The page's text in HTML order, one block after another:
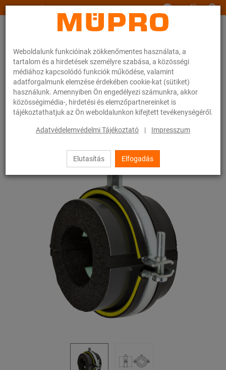
Weboldalunk funkcióinak zökkenőmentes használata, a
tartalom és a hirdetések személyre szabása, a közösségi
médiához kapcsolódó funkciók működése, valamint
adatforgalmunk elemzése érdekében cookie-kat (sütiket)
használunk. Amennyiben Ön engedélyezi számunkra, akkor
közösségimédia-, hirdetési és elemzőpartnereinket is
tájékoztathatjuk az Ön weboldalunkon kifejtett tevékenységéről.
Adatvédelemvédelmi Tájékoztató | Impresszum
Elutasítás Elfogadás
www.muepro.hu
Webáruhàz Rögzítéstechnika
Zajcsillapítás
Csőbilincsek zajszigetelő betéttel
Szigetelt-bilincsek Typ H, M, T